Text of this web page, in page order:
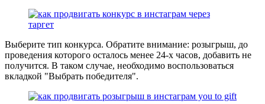
Выберите тип конкурса. Обратите внимание: розыгрыш, до
проведения которого осталось менее 24-х часов, добавить не
получится. В таком случае, необходимо воспользоваться
вкладкой "Выбрать победителя".